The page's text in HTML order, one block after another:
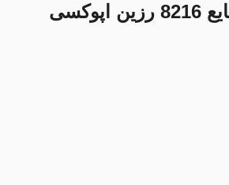
No پس از سفت شدن رزین اپوکسی مایع 8216 رزین اپوکسی